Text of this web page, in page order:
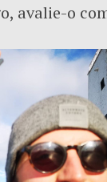
avalie-o